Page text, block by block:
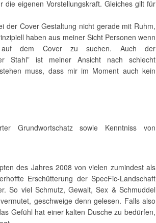
eigenen Vorstellungskraft. Gleiches gilt für
der Cover Gestaltung nicht gerade mit Ruhm,
haben aus meiner Sicht Personen wenn
auf dem Cover zu suchen. Auch der
Stahl” ist meiner Ansicht nach schlecht
muss, dass mir im Moment auch kein
Grundwortschatz sowie Kenntniss von
des Jahres 2008 von vielen zumindest als
Erschütterung der SpecFic-Landschaft
So viel Schmutz, Gewalt, Sex & Schmuddel
geschweige denn gelesen. Falls also
Gefühl hat einer kalten Dusche zu bedürfen,